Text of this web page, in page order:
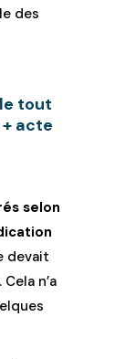
des
tout
acte
selon
devait
n’a